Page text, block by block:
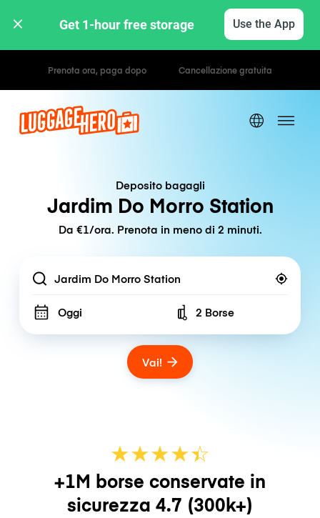
Get 1-hour free storage Use the App
Tariffe orarie / giornaliere
Deposito bagagli
Jardim Do Morro Station
Da €1/ora. Prenota in meno di 2 minuti.
Location
Oggi Number of bags
2 Borse
Vai!
★★★★☆
★
+1M borse conservate in
sicurezza 4.7 (300k+)